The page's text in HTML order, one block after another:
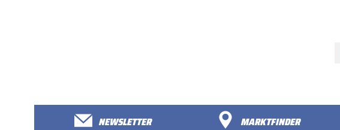
NEWSLETTER MARKTFINDER